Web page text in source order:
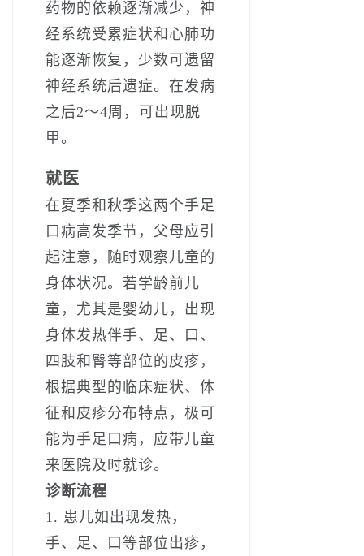
药物的依赖逐渐减少，神
经系统受累症状和心肺功
能逐渐恢复，少数可遗留
神经系统后遗症。在发病
之后2～4周，可出现脱
甲。
就医
在夏季和秋季这两个手足
口病高发季节，父母应引
起注意，随时观察儿童的
身体状况。若学龄前儿
童，尤其是婴幼儿，出现
身体发热伴手、足、口、
四肢和臀等部位的皮疹，
根据典型的临床症状、体
征和皮疹分布特点，极可
能为手足口病，应带儿童
来医院及时就诊。
诊断流程
1. 患儿如出现发热，
手、足、口等部位出疹，